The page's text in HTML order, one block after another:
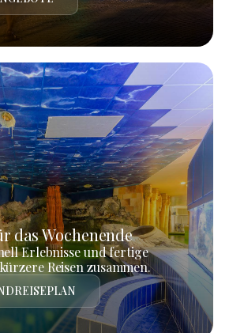
das Wochenende
Erlebnisse und fertige
Reisen zusammen.